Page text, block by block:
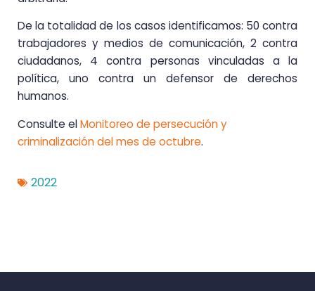
De la totalidad de los casos identificamos: 50 contra
trabajadores y medios de comunicación, 2 contra
ciudadanos, 4 contra personas vinculadas a la
política, uno contra un defensor de derechos
humanos.
Consulte elMonitoreo de persecución y
criminalización del mes de octubre.
2022